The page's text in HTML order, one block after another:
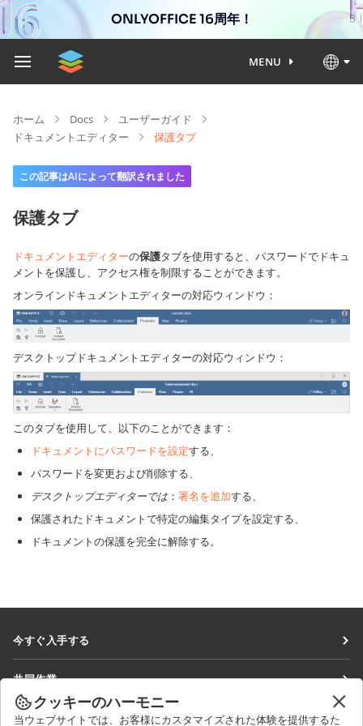
ONLYOFFICE 16周年！
MENU
ホーム Docs
ユーザーガイド
ドキュメントエディター
保護タブ
この記事はAIによって翻訳されました
保護タブ
ドキュメントエディターの保護タブを使用すると、パスワードでドキュ
メントを保護し、アクセス権を制限することができます。
オンラインドキュメントエディターの対応ウィンドウ：
デスクトップドキュメントエディターの対応ウィンドウ：
このタブを使用して、以下のことができます：
ドキュメントにパスワードを設定する、
パスワードを変更および削除する、
デスクトップエディターでは： 署名を追加する、
保護されたドキュメントで特定の編集タイプを設定する、
ドキュメントの保護を完全に解除する。
今すぐ入手する
DocSpace
Workspace
共同作業
貢献者向け
ニュースを見る
クッキーのハーモニー
当ウェブサイトでは、お客様にカスタマイズされた体験を提供するた